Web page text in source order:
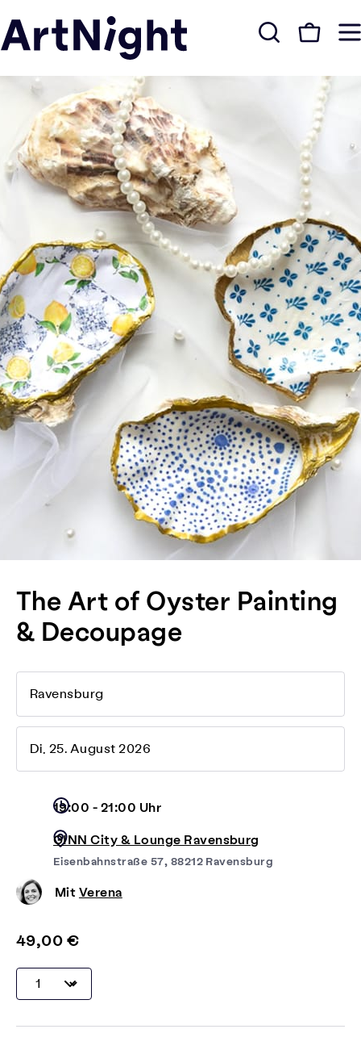
The Art of Oyster Painting
& Decoupage
Ravensburg
Di, 25. August 2026
19:00 - 21:00 Uhr
GINN City & Lounge Ravensburg
Eisenbahnstraße 57, 88212 Ravensburg
Mit Verena
49,00 €